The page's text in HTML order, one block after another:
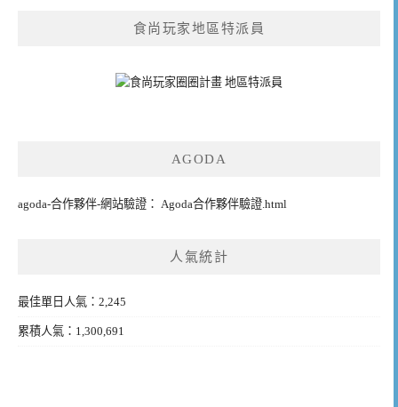
食尚玩家地區特派員
AGODA
agoda-合作夥伴-網站驗證： Agoda合作夥伴驗證.html
人氣統計
最佳單日人氣：2,245
累積人氣：1,300,691